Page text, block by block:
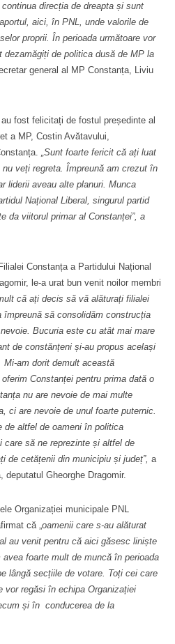
direcția de dreapta și sunt
aici, în PNL, unde valorile de
proprii. În perioada următoare vor
de politica dusă de MP la
general al MP Constanța, Liviu
fost felicitați de fostul președinte al
a MP, Costin Avătavului,
„Sunt foarte fericit că ați luat
veți regreta. Împreună am crezut în
liderii aveau alte planuri. Munca
Național Liberal, singurul partid
da viitorul primar al Constanței”, a
Constanța a Partidului Național
le-a urat bun venit noilor membri
că ați decis să vă alăturați filialei
să consolidăm construcția
Bucuria este cu atât mai mare
de constănțeni și-au propus același
am dorit demult această
Constanței pentru prima dată o
nu are nevoie de mai multe
ci are nevoie de unul foarte puternic.
de altfel de oameni în politica
care să ne reprezinte și altfel de
de cetățenii din municipiu și județ”, a
Gheorghe Dragomir.
Organizației municipale PNL
că „oamenii care s-au alăturat
au venit pentru că aici găsesc liniște
foarte mult de muncă în perioada
lângă secțiile de votare. Toți cei care
vor regăsi în echipa Organizației
și în conducerea de la